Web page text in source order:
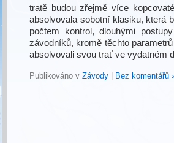
tratě budou zřejmě více
absolvovala sobotní klasiku, která
počtem kontrol, dlouhými
závodníků, kromě těchto
absolvovali svou trať ve vydatném
Publikováno v Závody Bez komentářů